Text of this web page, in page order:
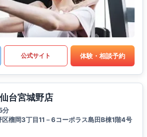
公式サイト 体験・相談予約
台宮城野店
分
榴岡3丁目11－6コーポラス島田B棟1階4号